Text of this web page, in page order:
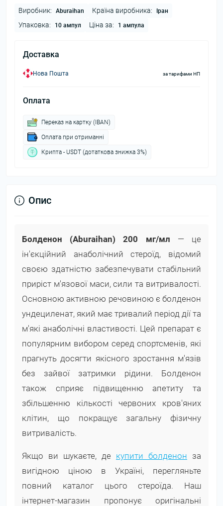
Виробник: Aburaihan Країна виробника: Іран
Упаковка: 10 ампул Ціна за: 1 ампула
Доставка
Нова Пошта за тарифами НП
Оплата
Переказ на картку (IBAN)
Оплата при отриманні
Крипта - USDT (дотаткова знижка 3%)
Опис
Болденон (Aburaihan) 200 мг/мл — це
ін'єкційний анаболічний стероїд, відомий
своєю здатністю забезпечувати стабільний
приріст м'язової маси, сили та витривалості.
Основною активною речовиною є болденон
ундециленат, який має тривалий період дії та
м'які анаболічні властивості. Цей препарат є
популярним вибором серед спортсменів, які
прагнуть досягти якісного зростання м'язів
без зайвої затримки рідини. Болденон
також сприяє підвищенню апетиту та
збільшенню кількості червоних кров'яних
клітин, що покращує загальну фізичну
витривалість.
Якщо ви шукаєте, де купити болденон за
вигідною ціною в Україні, перегляньте
повний каталог цього стероїда. Наш
інтернет-магазин пропонує оригінальні